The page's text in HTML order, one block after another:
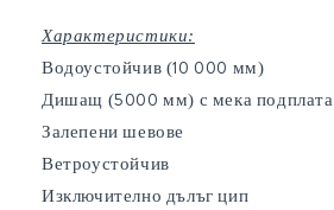
Характеристики:
Водоустойчив (10 000 мм)
Дишащ (5000 мм) с мека подплата
Залепени шевове
Ветроустойчив
Изключително дълъг цип